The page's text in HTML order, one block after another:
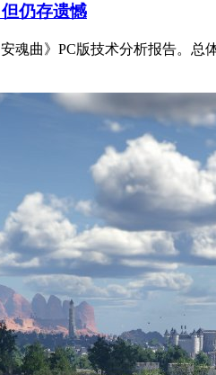
仍存遗憾
魂曲》PC版技术分析报告。